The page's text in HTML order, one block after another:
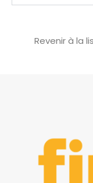
Revenir à la